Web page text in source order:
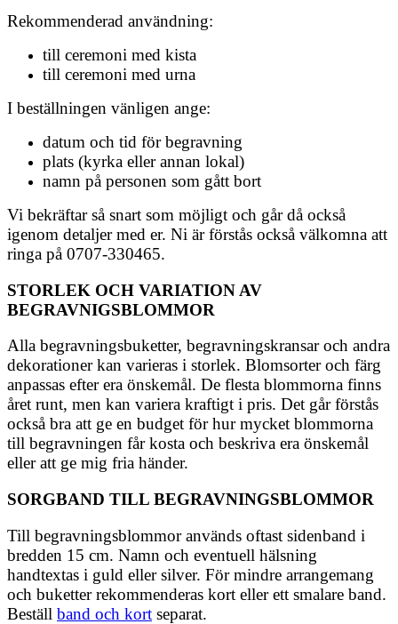
Rekommenderad användning:
till ceremoni med kista
till ceremoni med urna
I beställningen vänligen ange:
datum och tid för begravning
plats (kyrka eller annan lokal)
namn på personen som gått bort
Vi bekräftar så snart som möjligt och går då också
igenom detaljer med er. Ni är förstås också välkomna att
ringa på 0707-330465.
STORLEK OCH VARIATION AV
BEGRAVNIGSBLOMMOR
Alla begravningsbuketter, begravningskransar och andra
dekorationer kan varieras i storlek. Blomsorter och färg
anpassas efter era önskemål. De flesta blommorna finns
året runt, men kan variera kraftigt i pris. Det går förstås
också bra att ge en budget för hur mycket blommorna
till begravningen får kosta och beskriva era önskemål
eller att ge mig fria händer.
SORGBAND TILL BEGRAVNINGSBLOMMOR
Till begravningsblommor används oftast sidenband i
bredden 15 cm. Namn och eventuell hälsning
handtextas i guld eller silver. För mindre arrangemang
och buketter rekommenderas kort eller ett smalare band.
Beställ band och kort separat.